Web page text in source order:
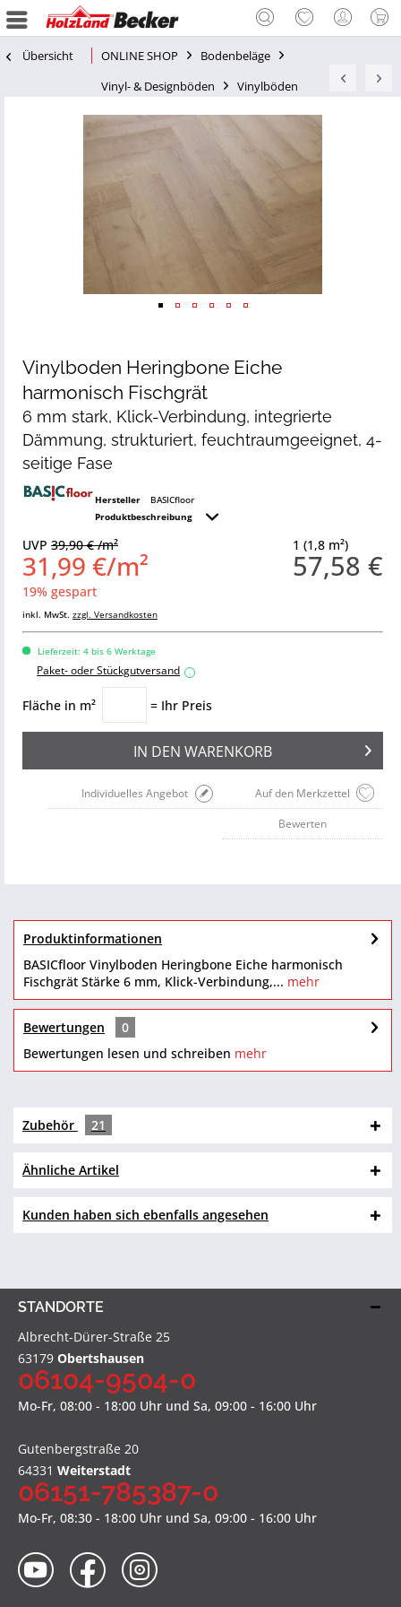
Übersicht ONLINE SHOP
Bodenbeläge
Vinyl- & Designböden
Vinylböden
Vinylboden Heringbone Eiche
harmonisch Fischgrät
6 mm stark, Klick-Verbindung, integrierte
Dämmung, strukturiert, feuchtraumgeeignet, 4-
seitige Fase
Hersteller
BASICfloor
Produktbeschreibung
1 (1,8 m²)
57,58 €
UVP 39,90 € /m²
31,99 €/m²
19% gespart
inkl. MwSt. zzgl. Versandkosten
Lieferzeit: 4 bis 6 Werktage
Paket- oder Stückgutversand i
Fläche in m² = Ihr Preis
IN DEN WARENKORB
Auf den Merkzettel
Individuelles Angebot
Bewerten
Produktinformationen
BASICfloor Vinylboden Heringbone Eiche harmonisch
Fischgrät Stärke 6 mm, Klick-Verbindung,... mehr
Bewertungen
0
Bewertungen lesen und schreiben mehr
Zubehör 21
Ähnliche Artikel
Kunden haben sich ebenfalls angesehen
STANDORTE
Albrecht-Dürer-Straße 25
63179 Obertshausen
06104-9504-0
Mo-Fr, 08:00 - 18:00 Uhr und Sa, 09:00 - 16:00 Uhr
Gutenbergstraße 20
64331 Weiterstadt
06151-785387-0
Mo-Fr, 08:30 - 18:00 Uhr und Sa, 09:00 - 16:00 Uhr